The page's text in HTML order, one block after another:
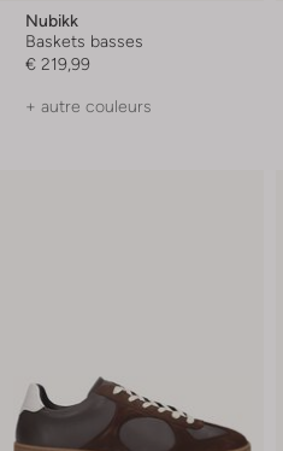
Nubikk
Baskets basses
€ 219,99
+ autre couleurs